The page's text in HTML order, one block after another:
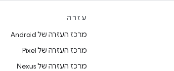
עזרה
מרכז העזרה של Android
מרכז העזרה של Pixel
מרכז העזרה של Nexus